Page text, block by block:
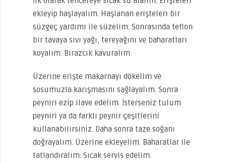
ekleyip haşlayalım. Haşlanan erişteleri bir
süzgeç yardımı ile süzelim. Sonrasında teflon
bir tavaya sıvı yağı, tereyağını ve baharatları
koyalım. Birazcık kavuralım.
Üzerine erişte makarnayı dökelim ve
sosumuzla karışmasını sağlayalım. Sonra
peyniri ezip ilave edelim. İsterseniz tulum
peyniri ya da farklı peynir çeşitlerini
kullanabilirsiniz. Daha sonra taze soğanı
doğrayalım. Üzerine ekleyelim. Baharatlar ile
tatlandıralım. Sıcak servis edelim.